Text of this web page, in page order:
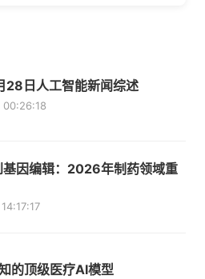
日人工智能新闻综述
基因编辑：2026年制药领域重
的顶级医疗AI模型